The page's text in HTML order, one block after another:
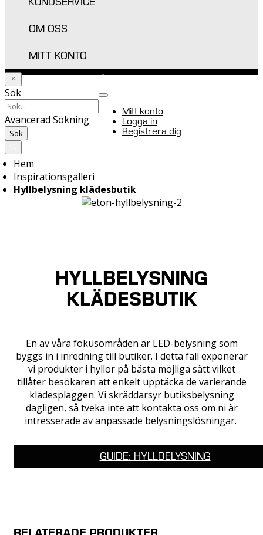
OM OSS
MITT KONTO
Sök
Avancerad Sökning
Sök
Mitt konto
Logga in
Registrera dig
Hem
Inspirationsgalleri
Hyllbelysning klädesbutik
HYLLBELYSNING
KLÄDESBUTIK
En av våra fokusområden är LED-belysning som
byggs in i inredning till butiker. I detta fall exponerar
vi produkter i hyllor på bästa möjliga sätt vilket
tillåter besökaren att enkelt upptäcka de varierande
klädesplaggen. Vi skräddarsyr butiksbelysning
dagligen, så tveka inte att kontakta oss om ni är
intresserade av anpassade belysningslösningar.
GUIDE: HYLLBELYSNING